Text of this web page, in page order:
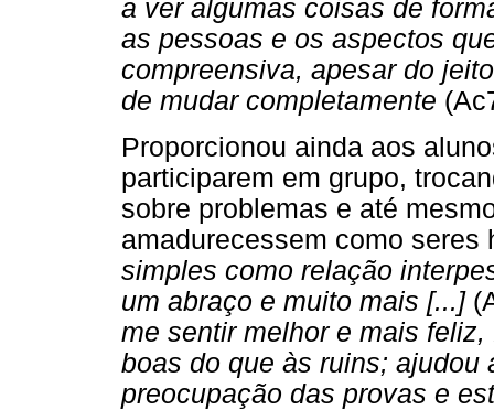
a ver algumas coisas de
as pessoas e os aspectos
compreensiva, apesar do
de mudar completamente
Proporcionou ainda aos
participarem em grupo,
sobre problemas e até
amadurecessem como seres
simples como relação
um abraço e muito mais [...]
me sentir melhor e mais
boas do que às ruins; ajudou
preocupação das provas e